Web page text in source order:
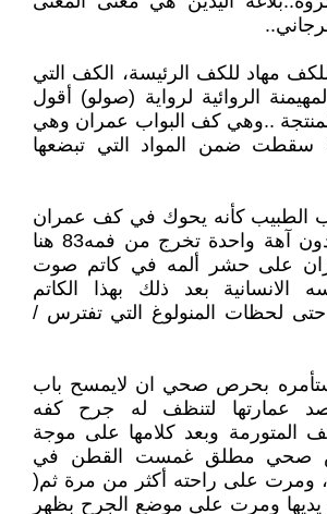
مهاد للكف الرئيسة، الكف التي
الروائية لرواية (صولو) أقول
..وهي كف البواب عمران وهي
سقطت ضمن المواد التي تبضعها
الطبيب كأنه يحوك في كف عمران
، ورأته يتألم لكن دون آهة واحدة تخرج من فمه83 هنا
على حشر ألمه في كاتم صوت
الانسانية بعد ذلك بهذا الكاتم
لحظات المنولوغ التي تفترس /
بحرص صحي ان لايمسح باب
عمارتها لتنظف له جرح كفه
المتورمة وبعد كلامها على موجة
صحي مطلق غمست القطن في
،، ومرت على راحته أكثر من مرة ثم(
ومرت على موضع الجرح بظهر